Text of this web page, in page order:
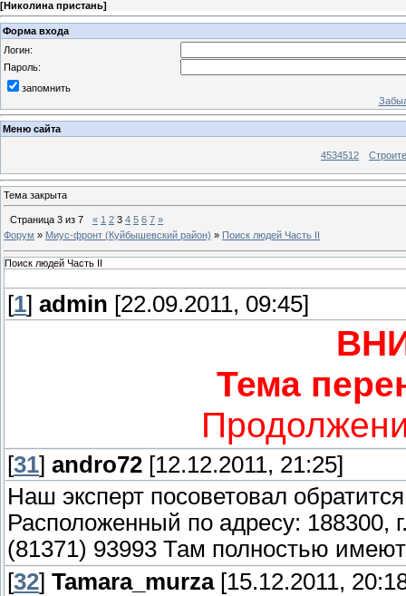
[Николина пристань]
Форма входа
Логин:
Пароль:
запомнить
Меню сайта
4534512
Тема закрыта
Страница 3 из 7 « 1 2 3 4 5 6 7 »
Форум » Миус-фронт (Куйбышевский район) » Поиск людей Часть II
Поиск людей Часть II
[1] admin [22.09.2011, 09:45]
Тема
[31] andro72 [12.12.2011, 21:25]
Наш эксперт посоветовал
Расположенный по адресу: 188300,
(81371) 93993 Там полностью
[32] Tamara_murza[15.12.2011,